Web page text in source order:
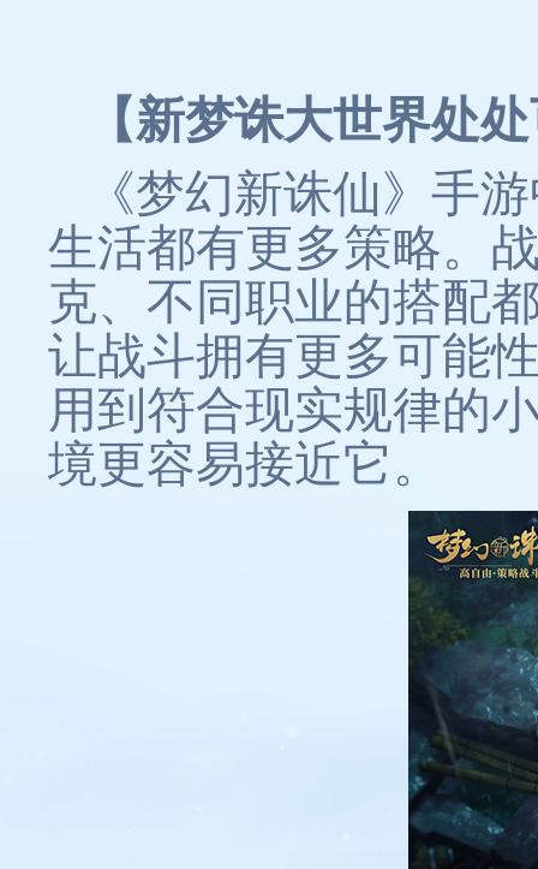
【新梦诛大世界处
《梦幻新诛仙》手
生活都有更多策略。
克、不同职业的搭配
让战斗拥有更多可能
用到符合现实规律的
境更容易接近它。